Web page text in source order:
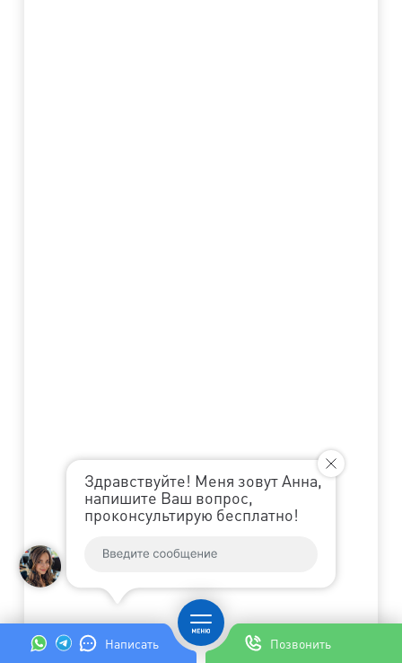
Написать Позвонить
Здравствуйте! Меня зовут Анна,
напишите Ваш вопрос,
проконсультирую бесплатно!